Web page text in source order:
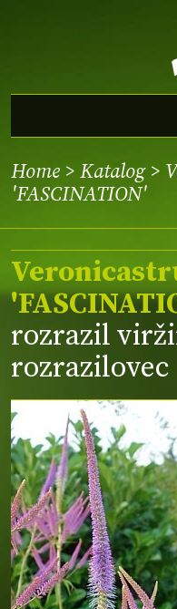
Home > Katalog>
'FASCINATION'
rozrazil
rozrazilovec